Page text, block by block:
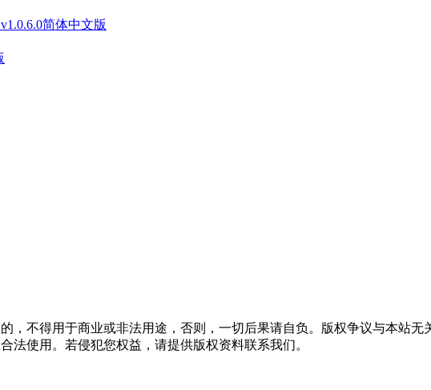
简体中文版
，不得用于商业或非法用途，否则，一切后果请自负。版权争议与本站
法使用。若侵犯您权益，请提供版权资料联系我们。